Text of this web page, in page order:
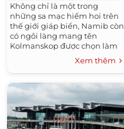
Không chỉ là một trong
những sa mạc hiếm hoi trên
thế giới giáp biển, Namib còn
có ngôi làng mang tên
Kolmanskop được chọn làm
bối cảnh tuyệt đẹp của phim
Mad Max: Fury Road.
Xem thêm